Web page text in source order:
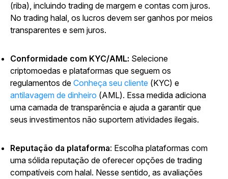
(riba), incluindo trading de margem e contas com juros.
No trading halal, os lucros devem ser ganhos por meios
transparentes e sem juros.
Conformidade com KYC/AML: Selecione
criptomoedas e plataformas que seguem os
regulamentos de Conheça seu cliente (KYC) e
antilavagem de dinheiro (AML). Essa medida adiciona
uma camada de transparência e ajuda a garantir que
seus investimentos não suportem atividades ilegais.
Reputação da plataforma: Escolha plataformas com
uma sólida reputação de oferecer opções de trading
compatíveis com halal. Nesse sentido, as avaliações